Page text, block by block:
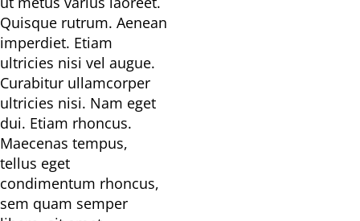
Quisque rutrum. Aenean
imperdiet. Etiam
ultricies nisi vel augue.
Curabitur ullamcorper
ultricies nisi. Nam eget
dui. Etiam rhoncus.
Maecenas tempus,
tellus eget
condimentum rhoncus,
sem quam semper